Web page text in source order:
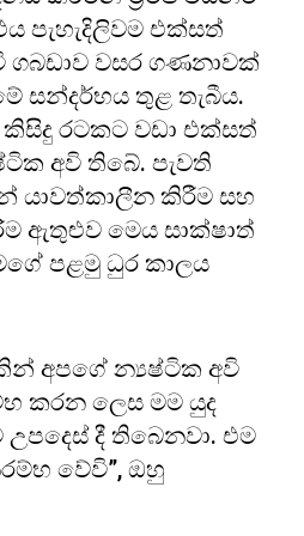
පැහැදිලිවම එක්සත්
ගබඩාව වසර ගණනාවක්
සන්දර්භය තුළ තැබීය.
රටකට වඩා එක්සත්
අවි තිබේ. පැවති
යාවත්කාලීන කිරීම සහ
ඇතුළුව මෙය සාක්ෂාත්
පළමු ධුර කාලය
අපගේ න්‍යෂ්ටික අවි
කරන ලෙස මම යුද
දී තිබෙනවා. එම
වේවි”, ඔහු